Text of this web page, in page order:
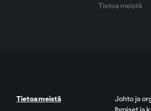
Tietoa meistä
Tietoa meistä
Johto ja